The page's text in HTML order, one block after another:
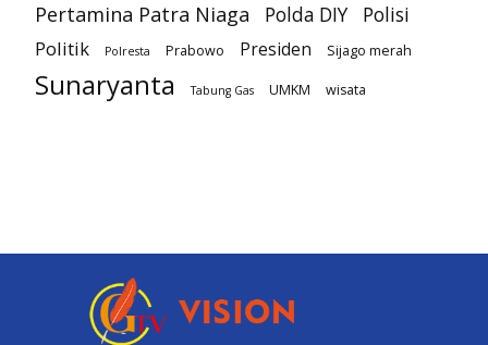
Pertamina Patra Niaga Polda DIY
Polisi
Politik
Polresta Prabowo Presiden Sijago merah
Sunaryanta Tabung Gas UMKM wisata